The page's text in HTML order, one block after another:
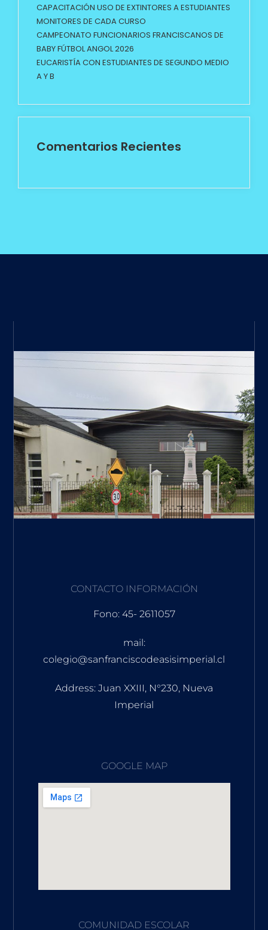
CAPACITACIÓN USO DE EXTINTORES A ESTUDIANTES
MONITORES DE CADA CURSO
CAMPEONATO FUNCIONARIOS FRANCISCANOS DE
BABY FÚTBOL ANGOL 2026
EUCARISTÍA CON ESTUDIANTES DE SEGUNDO MEDIO
A Y B
Comentarios Recientes
CONTACTO INFORMACIÓN
Fono: 45- 2611057
mail:
colegio@sanfranciscodeasisimperial.cl
Address: Juan XXIII, N°230, Nueva
Imperial
GOOGLE MAP
COMUNIDAD ESCOLAR